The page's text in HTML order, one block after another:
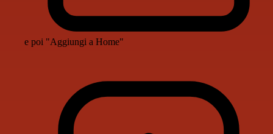
e poi "Aggiungi a Home"